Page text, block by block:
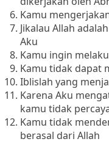
Kamu
Jikalau Allah
Aku
Kamu ingin
Kamu tidak dapat
Iblislah yang
Karena Aku
kamu tidak
Kamu tidak
berasal dari Allah